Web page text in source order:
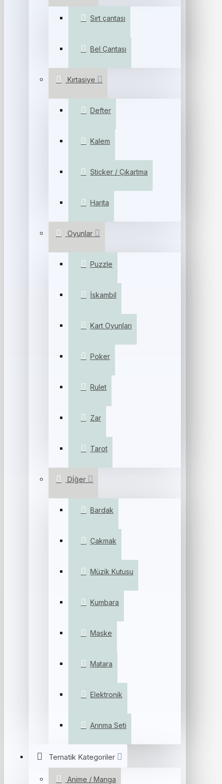
Sırt çantası
Bel Çantası
Kırtasiye
Defter
Kalem
Sticker / Çıkartma
Harita
Oyunlar
Puzzle
İskambil
Kart Oyunları
Poker
Rulet
Zar
Tarot
Dİğer
Bardak
Çakmak
Müzik Kutusu
Kumbara
Maske
Matara
Elektronik
Arınma Seti
Tematik Kategoriler
Anime / Manga